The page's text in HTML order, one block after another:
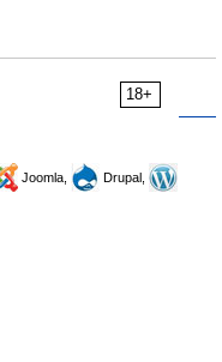
18+
Joomla,
Drupal,